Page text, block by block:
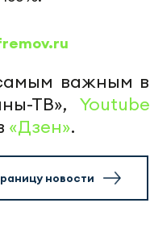
важным в
ТВ», Youtube
«Дзен».
новости